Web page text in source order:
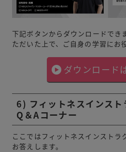
下記ボタンからダウンロードでき
ただいた上で、ご自身の学習にお
ダウンロード
6) フィットネスインスト
Q＆Aコーナー
ここではフィットネスインストラ
お答えします。